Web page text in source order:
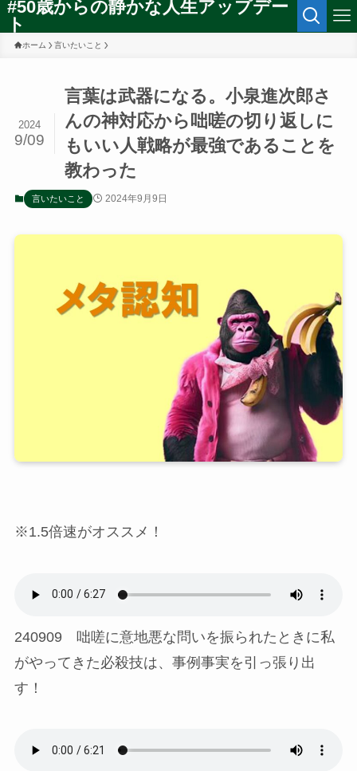
#50歳からの静かな人生アップデー
ト
ホーム 言いたいこと
言葉は武器になる。小泉進次郎さ
んの神対応から咄嗟の切り返しに
もいい人戦略が最強であることを
教わった
2024
9/09
言いたいこと 2024年9月9日
※1.5倍速がオススメ！
240909 咄嗟に意地悪な問いを振られたときに私
がやってきた必殺技は、事例事実を引っ張り出
す！